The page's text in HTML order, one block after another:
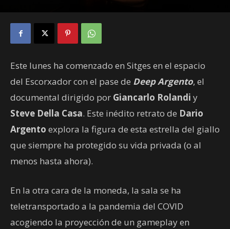
Este lunes ha comenzado en Sitges en el espacio
del Escorxador con el pase de Deep Argento, el
documental dirigido por Giancarlo Rolandi y
Steve Della Casa. Este inédito retrato de Dario
Argento explora la figura de esta estrella del giallo
que siempre ha protegido su vida privada (o al
menos hasta ahora).
En la otra cara de la moneda, la sala se ha
teletransportado a la pandemia del COVID
acogiendo la proyección de un gameplay en